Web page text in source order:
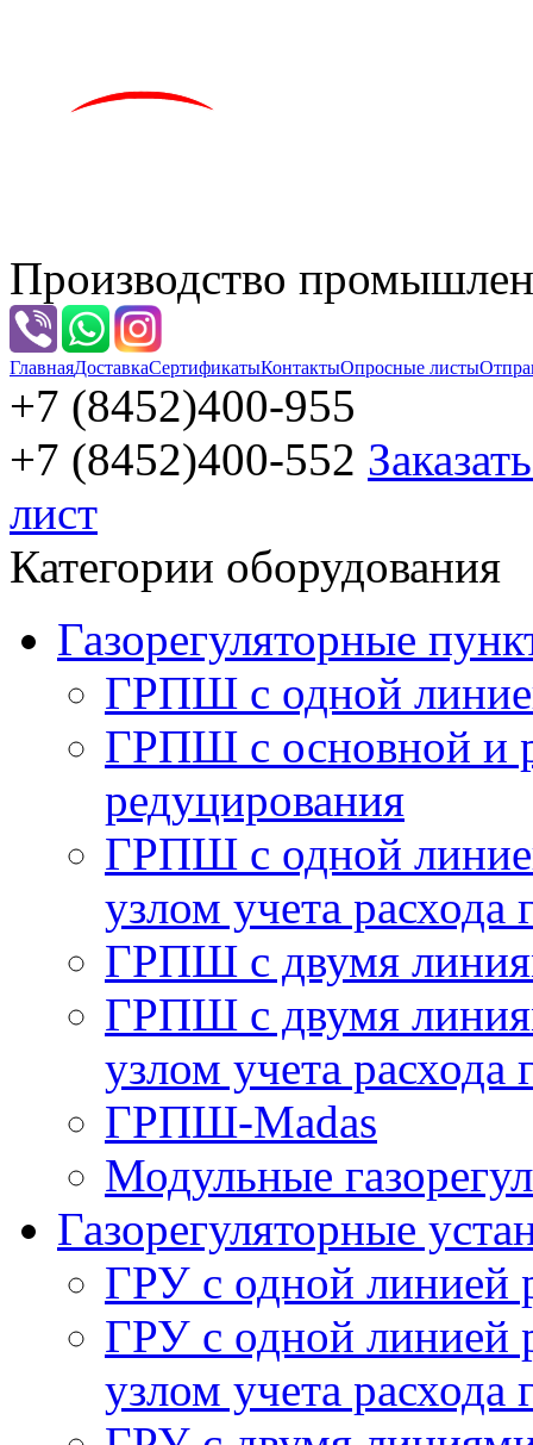
Производство
ГлавнаяДоставкаСертификатыКонтактыОпросные листы
+7 (8452)400-955
+7 (8452)400-552
лист
Категории оборудования
Газорегуляторные
ГРПШ с одной
ГРПШ с основной и
редуцирования
ГРПШ с одной
узлом учета расхода
ГРПШ с двумя
ГРПШ с двумя
узлом учета расхода
ГРПШ-Madas
Модульные
Газорегуляторные
ГРУ с одной линией
ГРУ с одной линией
узлом учета расхода